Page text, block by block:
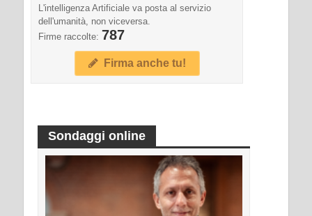
L'intelligenza Artificiale va posta al servizio
dell'umanità, non viceversa.
Firme raccolte: 787
Firma anche tu!
Sondaggi online